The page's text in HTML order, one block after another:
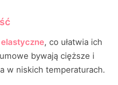
, co ułatwia ich
bywają cięższe i
w niskich temperaturach.